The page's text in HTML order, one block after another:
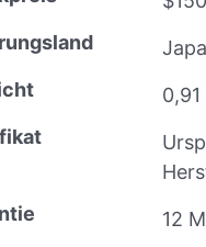
0,91
12